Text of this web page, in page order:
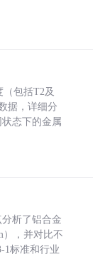
包括T2及
据，详细分
态下的金属
析了铝合金
），并对比不
1标准和行业